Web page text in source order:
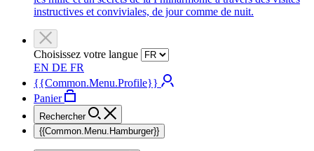
instructives et conviviales, de jour comme de nuit.
Choisissez votre langue
EN DE FR
{{Common.Menu.Profile}}
Panier
Rechercher
{{Common.Menu.Hamburger}}